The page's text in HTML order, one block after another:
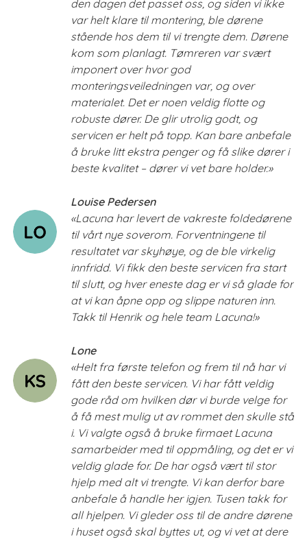
den dagen det passet oss, og siden vi ikke
var helt klare til montering, ble dørene
stående hos dem til vi trengte dem. Dørene
kom som planlagt. Tømreren var svært
imponert over hvor god
monteringsveiledningen var, og over
materialet. Det er noen veldig flotte og
robuste dører. De glir utrolig godt, og
servicen er helt på topp. Kan bare anbefale
å bruke litt ekstra penger og få slike dører i
beste kvalitet – dører vi vet bare holder.»
Louise Pedersen
«Lacuna har levert de vakreste foldedørene
til vårt nye soverom. Forventningene til
resultatet var skyhøye, og de ble virkelig
innfridd. Vi fikk den beste servicen fra start
til slutt, og hver eneste dag er vi så glade for
at vi kan åpne opp og slippe naturen inn.
Takk til Henrik og hele team Lacuna!»
Lone
«Helt fra første telefon og frem til nå har vi
fått den beste servicen. Vi har fått veldig
gode råd om hvilken dør vi burde velge for
å få mest mulig ut av rommet den skulle stå
i. Vi valgte også å bruke firmaet Lacuna
samarbeider med til oppmåling, og det er vi
veldig glade for. De har også vært til stor
hjelp med alt vi trengte. Vi kan derfor bare
anbefale å handle her igjen. Tusen takk for
all hjelpen. Vi gleder oss til de andre dørene
i huset også skal byttes ut, og vi vet at dere